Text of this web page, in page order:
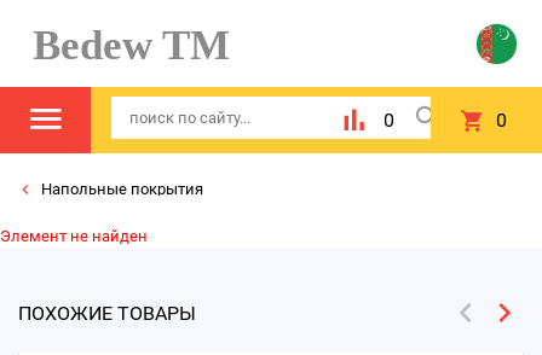
Bedew TM
0 0
Напольные покрытия
Элемент не найден
ПОХОЖИЕ ТОВАРЫ